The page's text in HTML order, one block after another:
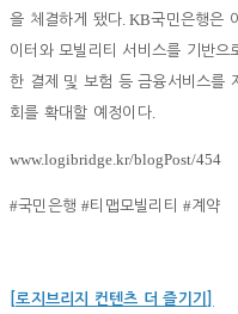
을 체결하게 됐다. KB국민은행은
이터와 모빌리티 서비스를 기반으
한 결제 및 보험 등 금융서비스를
회를 확대할 예정이다.
www.logibridge.kr/blogPost/454
#국민은행#티맵모빌리티#계약
[로지브리지 컨텐츠 더 즐기기]